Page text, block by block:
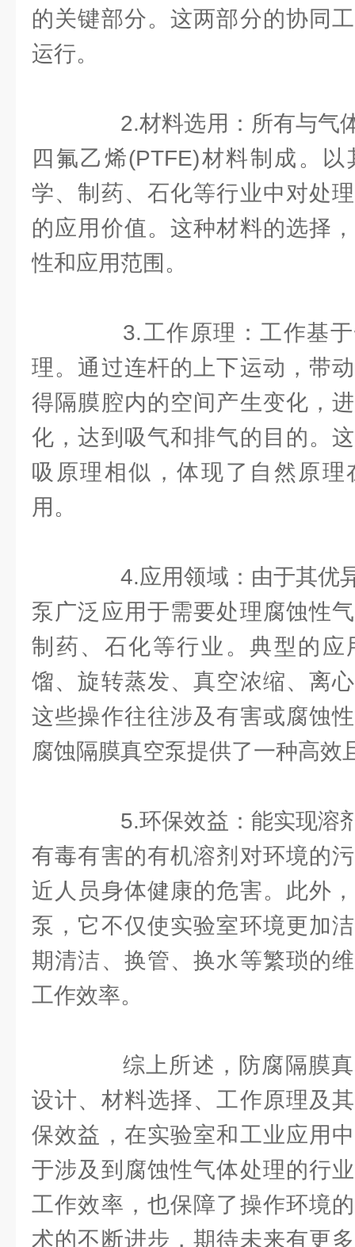
的关键部分。这两部分的协同
运行。
2.材料选用：所有与气
四氟乙烯(PTFE)材料制成。
学、制药、石化等行业中对处
的应用价值。这种材料的选择
性和应用范围。
3.工作原理：工作基于
理。通过连杆的上下运动，带
得隔膜腔内的空间产生变化，
化，达到吸气和排气的目的。
吸原理相似，体现了自然原
用。
4.应用领域：由于其优
泵广泛应用于需要处理腐蚀性
制药、石化等行业。典型的应
馏、旋转蒸发、真空浓缩、离
这些操作往往涉及有害或腐蚀
腐蚀隔膜真空泵提供了一种高效
5.环保效益：能实现溶
有毒有害的有机溶剂对环境的
近人员身体健康的危害。此外
泵，它不仅使实验室环境更加
期清洁、换管、换水等繁琐的
工作效率。
综上所述，防腐隔膜真
设计、材料选择、工作原理及
保效益，在实验室和工业应用
于涉及到腐蚀性气体处理的行
工作效率，也保障了操作环境
术的不断进步，期待未来有更